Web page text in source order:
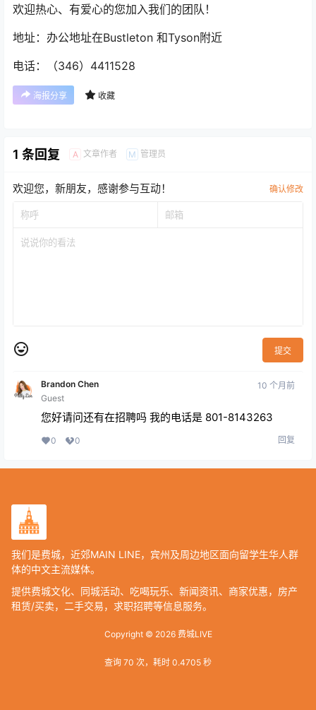
欢迎热心、有爱心的您加入我们的团队！
地址：办公地址在Bustleton 和Tyson附近
电话：（346）4411528
海报分享 收藏
1 条回复 A 文章作者 M 管理员
欢迎您，新朋友，感谢参与互动！ 确认修改
提交
Brandon Chen
Guest
10 个月前
您好请问还有在招聘吗 我的电话是 801-8143263
0 0 回复
我们是费城，近郊MAIN LINE，宾州及周边地区面向留学生华人群
体的中文主流媒体。
提供费城文化、同城活动、吃喝玩乐、新闻资讯、商家优惠，房产
租赁/买卖，二手交易，求职招聘等信息服务。
Copyright © 2026费城LIVE
查询 70 次，耗时 0.4705 秒